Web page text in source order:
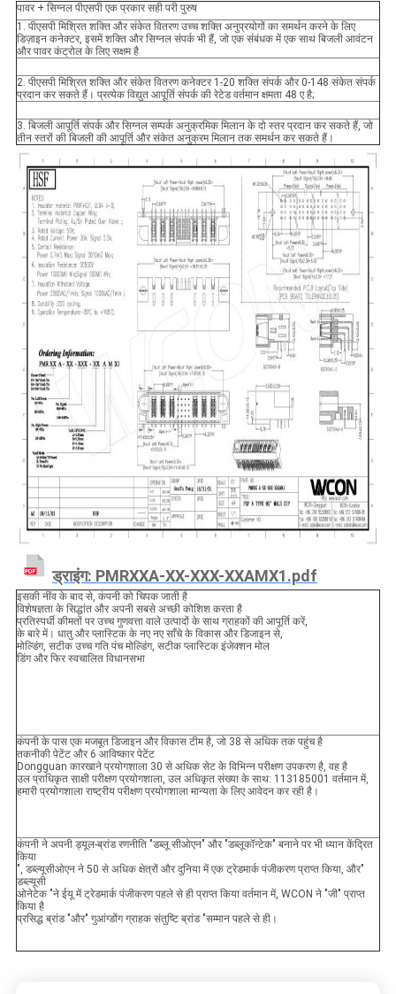
पावर + सिग्नल पीएसपी एक प्रकार सही परी पुरुष
1. पीएसपी मिश्रित शक्ति और संकेत वितरण उच्च शक्ति अनुप्रयोगों का समर्थन करने के लिए
डिज़ाइन कनेक्टर, इसमें शक्ति और सिग्नल संपर्क भी हैं, जो एक संबंधक में एक साथ बिजली आवंटन
और पावर कंट्रोल के लिए सक्षम है
2. पीएसपी मिश्रित शक्ति और संकेत वितरण कनेक्टर 1-20 शक्ति संपर्क और 0-148 संकेत संपर्क
प्रदान कर सकते हैं। प्रत्येक विद्युत आपूर्ति संपर्क की रेटेड वर्तमान क्षमता 48 ए है;
3. बिजली आपूर्ति संपर्क और सिग्नल सम्पर्क अनुक्रमिक मिलान के दो स्तर प्रदान कर सकते हैं, जो
तीन स्तरों की बिजली की आपूर्ति और संकेत अनुक्रम मिलान तक समर्थन कर सकते हैं।
ड्राइंग: PMRXXA-XX-XXX-XXAMX1.pdf
इसकी नींव के बाद से, कंपनी को चिपक जाती है
विशेषज्ञता के सिद्धांत और अपनी सबसे अच्छी कोशिश करता है
प्रतिस्पर्धी कीमतों पर उच्च गुणवत्ता वाले उत्पादों के साथ ग्राहकों की आपूर्ति करें,
के बारे में। धातु और प्लास्टिक के नए नए साँचे के विकास और डिजाइन से,
मोल्डिंग, सटीक उच्च गति पंच मोल्डिंग, सटीक प्लास्टिक इंजेक्शन मोल
डिंग और फिर स्वचालित विधानसभा
कंपनी के पास एक मजबूत डिजाइन और विकास टीम है, जो 38 से अधिक तक पहुंच है
तकनीकी पेटेंट और 6 आविष्कार पेटेंट
Dongguan कारखाने प्रयोगशाला 30 से अधिक सेट के विभिन्न परीक्षण उपकरण है, वह है
उल प्राधिकृत साक्षी परीक्षण प्रयोगशाला, उल अधिकृत संख्या के साथ: 113185001 वर्तमान में,
हमारी प्रयोगशाला राष्ट्रीय परीक्षण प्रयोगशाला मान्यता के लिए आवेदन कर रही है।
कंपनी ने अपनी ड्यूल-ब्रांड रणनीति "डब्लू सीओएन" और "डब्लूकॉन्टेक" बनाने पर भी ध्यान केंद्रित
किया
", डब्ल्यूसीओएन ने 50 से अधिक क्षेत्रों और दुनिया में एक ट्रेडमार्क पंजीकरण प्राप्त किया, और"
डब्ल्यूसी
ओनेटेक "ने ईयू में ट्रेडमार्क पंजीकरण पहले से ही प्राप्त किया वर्तमान में, WCON ने "जी" प्राप्त
किया है
प्रसिद्ध ब्रांड "और" गुआंग्डोंग ग्राहक संतुष्टि ब्रांड "सम्मान पहले से ही।